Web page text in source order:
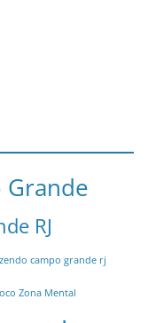
Grande
RJ
campo grande rj
Zona Mental